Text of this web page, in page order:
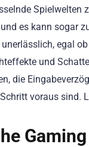
Spielwelten
es kann sogar
egal
und
die
voraus sind.